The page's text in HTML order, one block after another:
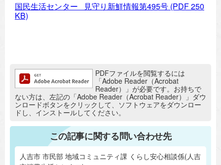
国民生活センター 見守り新鮮情報第495号 (PDF 250
KB)
追加情報：PDFファイルPDFファイルを閲覧するには
「Adobe Reader（Acrobat
Reader）」が必要です。お持ちで
ない方は、左記の「Adobe Reader（Acrobat Reader）」ダウ
ンロードボタンをクリックして、ソフトウェアをダウンロー
ドし、インストールしてください。
この記事に関する問い合わせ先
人吉市 市民部 地域コミュニティ課 くらし安心相談係(人吉